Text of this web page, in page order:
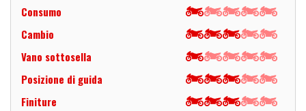
Consumo
Cambio
Vano sottosella
Posizione di guida
Finiture